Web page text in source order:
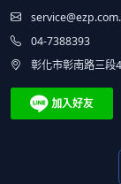
04-7388393
彰化市彰南路三段